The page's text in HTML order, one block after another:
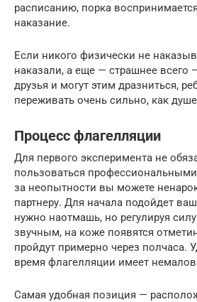
расписанию, порка
наказание.
Если никого физически не
наказали, а еще — страшнее всего
друзья и могут этим дразниться,
переживать очень сильно, как
Процесс флагелляции
Для первого эксперимента не
пользоваться
за неопытности вы можете
партнеру. Для начала подойдет
нужно наотмашь, но регулируя
звучным, на коже появятся
пройдут примерно через полчаса.
время флагелляции имеет
Самая удобная позиция —